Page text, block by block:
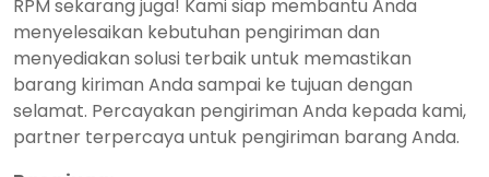
RPM sekarang juga! Kami siap membantu Anda
menyelesaikan kebutuhan pengiriman dan
menyediakan solusi terbaik untuk memastikan
barang kiriman Anda sampai ke tujuan dengan
selamat. Percayakan pengiriman Anda kepada kami,
partner terpercaya untuk pengiriman barang Anda.